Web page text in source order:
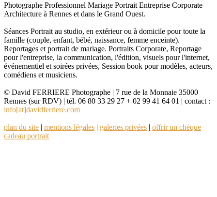
Photographe Professionnel Mariage Portrait Entreprise Corporate
Architecture à Rennes et dans le Grand Ouest.
Séances Portrait au studio, en extérieur ou à domicile pour toute la
famille (couple, enfant, bébé, naissance, femme enceinte).
Reportages et portrait de mariage. Portraits Corporate, Reportage
pour l'entreprise, la communication, l'édition, visuels pour l'internet,
événementiel et soirées privées, Session book pour modèles, acteurs,
comédiens et musiciens.
© David FERRIERE Photographe | 7 rue de la Monnaie 35000
Rennes (sur RDV) | tél. 06 80 33 29 27 + 02 99 41 64 01 | contact :
info[at]davidferriere.com
plan du site | mentions légales | galeries privées | offrir un chèque
cadeau portrait